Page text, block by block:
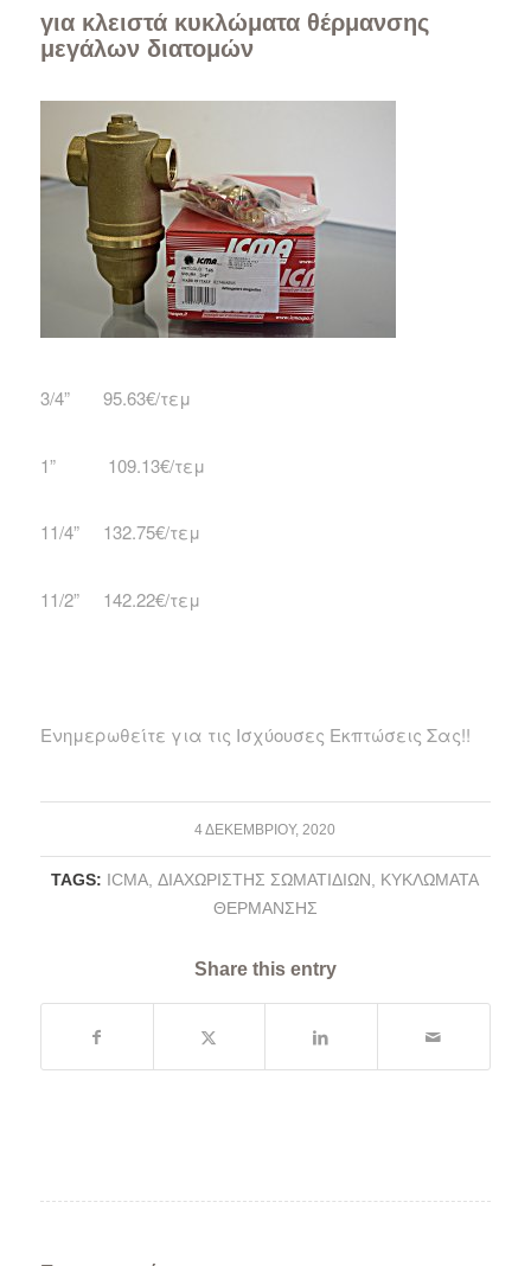
για κλειστά κυκλώματα θέρμανσης
μεγάλων διατομών
3/4” 95.63€/τεμ
1” 109.13€/τεμ
11/4” 132.75€/τεμ
11/2” 142.22€/τεμ
Ενημερωθείτε για τις Ισχύουσες Εκπτώσεις Σας!!
4 ΔΕΚΕΜΒΡΊΟΥ, 2020
TAGS: ICMA,ΔΙΑΧΩΡΙΣΤΉΣ ΣΩΜΑΤΙΔΊΩΝ , ΚΥΚΛΏΜΑΤΑ
ΘΈΡΜΑΝΣΗΣ
Share this entry